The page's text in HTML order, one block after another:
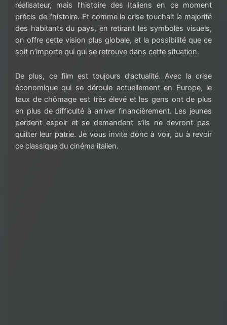
réalisateur, mais l’histoire des Italiens en ce moment
précis de l’histoire. Et comme la crise touchait la majorité
des habitants du pays, en retirant les symboles visuels,
on offre cette vision plus globale, et la possibilité que ce
soit n’importe qui qui se retrouve dans cette situation.
De plus, ce film est toujours d’actualité. Avec la crise
économique qui se déroule actuellement en Europe, le
taux de chômage est très élevé et les gens ont de plus
en plus de difficulté à arriver financièrement. Les jeunes
perdent espoir et se demandent s’ils ne devront pas
quitter leur patrie. Je vous invite donc à voir, ou à revoir
ce classique du cinéma italien.